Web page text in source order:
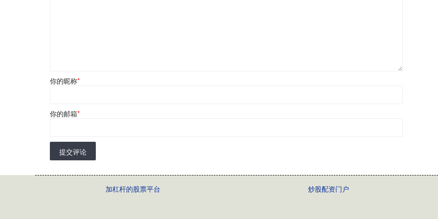
你的昵称*
你的邮箱*
提交评论
加杠杆的股票平台 炒股配资门户